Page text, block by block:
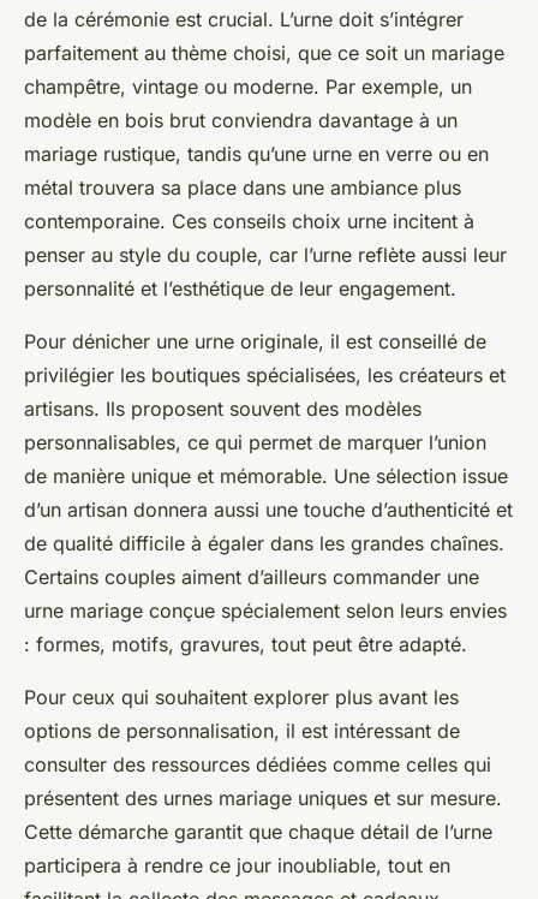
de la cérémonie est crucial. L’urne doit s’intégrer
parfaitement au thème choisi, que ce soit un mariage
champêtre, vintage ou moderne. Par exemple, un
modèle en bois brut conviendra davantage à un
mariage rustique, tandis qu’une urne en verre ou en
métal trouvera sa place dans une ambiance plus
contemporaine. Ces conseils choix urne incitent à
penser au style du couple, car l’urne reflète aussi leur
personnalité et l’esthétique de leur engagement.
Pour dénicher une urne originale, il est conseillé de
privilégier les boutiques spécialisées, les créateurs et
artisans. Ils proposent souvent des modèles
personnalisables, ce qui permet de marquer l’union
de manière unique et mémorable. Une sélection issue
d’un artisan donnera aussi une touche d’authenticité et
de qualité difficile à égaler dans les grandes chaînes.
Certains couples aiment d’ailleurs commander une
urne mariage conçue spécialement selon leurs envies
: formes, motifs, gravures, tout peut être adapté.
Pour ceux qui souhaitent explorer plus avant les
options de personnalisation, il est intéressant de
consulter des ressources dédiées comme celles qui
présentent des urnes mariage uniques et sur mesure.
Cette démarche garantit que chaque détail de l’urne
participera à rendre ce jour inoubliable, tout en